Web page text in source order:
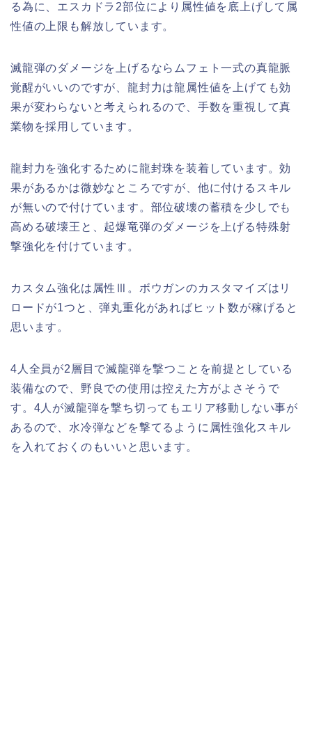
る為に、エスカドラ2部位により属性値を底上げして属
性値の上限も解放しています。
滅龍弾のダメージを上げるならムフェト一式の真龍脈
覚醒がいいのですが、龍封力は龍属性値を上げても効
果が変わらないと考えられるので、手数を重視して真
業物を採用しています。
龍封力を強化するために龍封珠を装着しています。効
果があるかは微妙なところですが、他に付けるスキル
が無いので付けています。部位破壊の蓄積を少しでも
高める破壊王と、起爆竜弾のダメージを上げる特殊射
撃強化を付けています。
カスタム強化は属性Ⅲ。ボウガンのカスタマイズはリ
ロードが1つと、弾丸重化があればヒット数が稼げると
思います。
4人全員が2層目で滅龍弾を撃つことを前提としている
装備なので、野良での使用は控えた方がよさそうで
す。4人が滅龍弾を撃ち切ってもエリア移動しない事が
あるので、水冷弾などを撃てるように属性強化スキル
を入れておくのもいいと思います。